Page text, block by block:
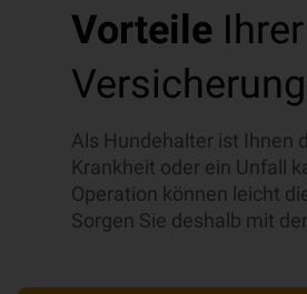
Vorteile
Versicherung
Als Hundehalter ist Ihnen
Krankheit oder ein Unfall
Operation können leicht
Sorgen Sie deshalb mit